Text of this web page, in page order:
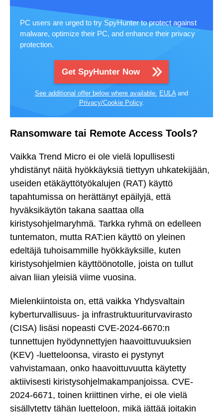
PC users are urged to try SpyHunter to protect against
malware, optimize their PC, and enhance their privacy
protection.
Get SpyHunter Now
See additional offer below where available. EULA and
Privacy/Cookie Policy.
Ransomware tai Remote Access Tools?
Vaikka Trend Micro ei ole vielä lopullisesti
yhdistänyt näitä hyökkäyksiä tiettyyn uhkatekijään,
useiden etäkäyttötyökalujen (RAT) käyttö
tapahtumissa on herättänyt epäilyjä, että
hyväksikäytön takana saattaa olla
kiristysohjelmaryhmä. Tarkka ryhmä on edelleen
tuntematon, mutta RAT:ien käyttö on yleinen
edeltäjä tuhoisammille hyökkäyksille, kuten
kiristysohjelmien käyttöönotolle, joista on tullut
aivan liian yleisiä viime vuosina.
Mielenkiintoista on, että vaikka Yhdysvaltain
kyberturvallisuus- ja infrastruktuuriturvavirasto
(CISA) lisäsi nopeasti CVE-2024-6670:n
tunnettujen hyödynnettyjen haavoittuvuuksien
(KEV) -luetteloonsa, virasto ei pystynyt
vahvistamaan, onko haavoittuvuutta käytetty
aktiivisesti kiristysohjelmakampanjoissa. CVE-
2024-6671, toinen kriittinen virhe, ei ole vielä
sisällytetty tähän luetteloon, mikä jättää joitakin